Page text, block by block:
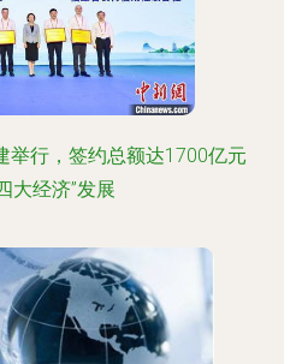
举行，签约总额达1700亿元
大经济”发展